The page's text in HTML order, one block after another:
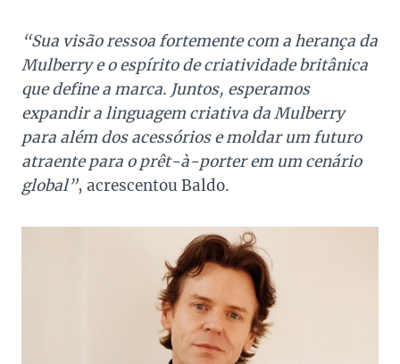
“Sua visão ressoa fortemente com a herança da
Mulberry e o espírito de criatividade britânica
que define a marca. Juntos, esperamos
expandir a linguagem criativa da Mulberry
para além dos acessórios e moldar um futuro
atraente para o prêt-à-porter em um cenário
global”, acrescentou Baldo.